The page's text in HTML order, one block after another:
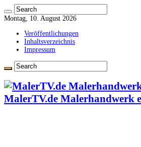
Montag, 10. August 2026
Veröffentlichungen
Inhaltsverzeichnis
Impressum
MalerTV.de Malerhandwerk